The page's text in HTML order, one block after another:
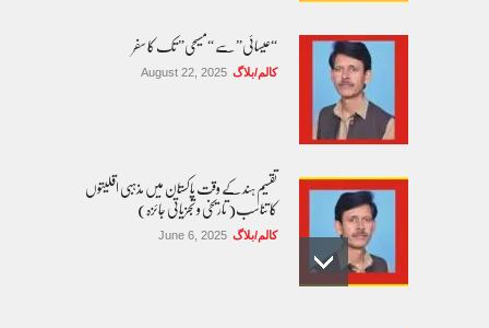
“عیسائی” سے “مسیحی” تک کا سفر
کالم/بلاگ August 22, 2025
تقسیم ہند کے وقت پاکستان میں مذہبی اقلیتوں
کا تناسب( تاریخی و تجزیاتی جائزہ)
کالم/بلاگ June 6, 2025